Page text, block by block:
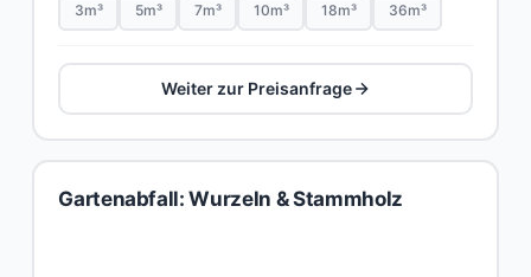
3m³ 5m³ 7m³ 10m³ 18m³ 36m³
Weiter zur Preisanfrage
Gartenabfall: Wurzeln & Stammholz